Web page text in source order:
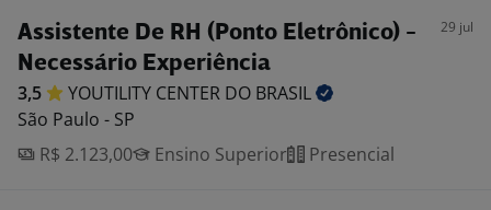
Assistente De RH (Ponto Eletrônico) -
Necessário Experiência
29 jul
3,5 YOUTILITY CENTER DO BRASIL
São Paulo - SP
R$ 2.123,00
Ensino Superior Presencial